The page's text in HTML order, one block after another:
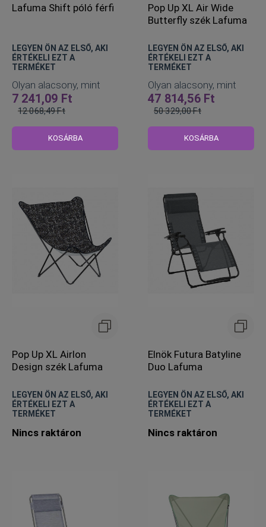
Lafuma Shift póló férfi
LEGYEN ÖN AZ ELSŐ, AKI
ÉRTÉKELI EZT A
TERMÉKET
Olyan alacsony, mint
7 241,09 Ft
12 068,49 Ft
KOSÁRBA
Pop Up XL Air Wide
Butterfly szék Lafuma
LEGYEN ÖN AZ ELSŐ, AKI
ÉRTÉKELI EZT A
TERMÉKET
Olyan alacsony, mint
47 814,56 Ft
50 329,00 Ft
KOSÁRBA
Pop Up XL Airlon
Design szék Lafuma
LEGYEN ÖN AZ ELSŐ, AKI
ÉRTÉKELI EZT A
TERMÉKET
Nincs raktáron
Elnök Futura Batyline
Duo Lafuma
LEGYEN ÖN AZ ELSŐ, AKI
ÉRTÉKELI EZT A
TERMÉKET
Nincs raktáron